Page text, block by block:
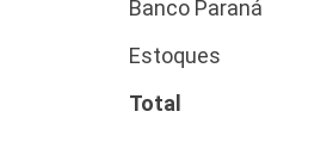
Banco Paraná
Estoques
Total